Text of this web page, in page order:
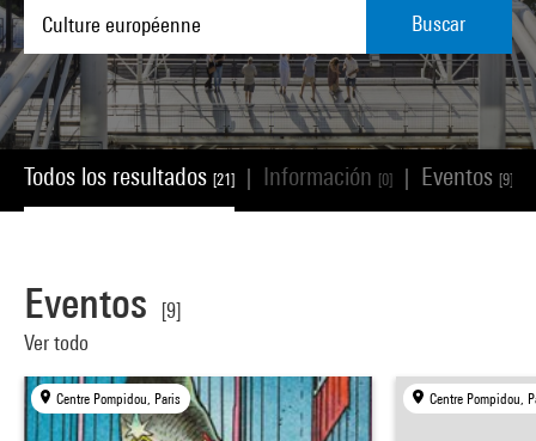
Buscar
Todos los resultados [21] Información [0] Eventos [9]
Eventos
[9]
Ver todo
Centre Pompidou, Paris Centre Pompidou,